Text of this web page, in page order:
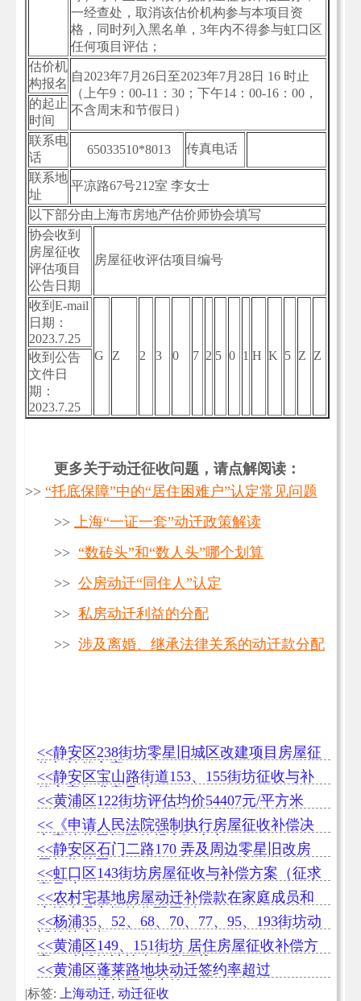
一经查处，取消该估价机构参与本项目资
格，同时列入黑名单，3年内不得参与虹口区
任何项目评估；
估价机
构报名
自2023年7月26日至2023年7月28日 16 时止
（上午9：00-11：30；下午14：00-16：00，
不含周末和节假日）
的起止
时间
联系电
话
65033510*8013 传真电话
联系地
址
平凉路67号212室 李女士
以下部分由上海市房地产估价师协会填写
协会收到
房屋征收
评估项目
公告日期
房屋征收评估项目编号
收到E-mail
日期：
2023.7.25
G
Z 2 3 0 7 2 5 0 1 H K 5 Z Z
收到公告
文件日
期：
2023.7.25
更多关于动迁征收问题，请点解阅读：
>> “托底保障”中的“居住困难户”认定常见问题
>> 上海“一证一套”动迁政策解读
>> “数砖头”和“数人头”哪个划算
>> 公房动迁“同住人”认定
>> 私房动迁利益的分配
>> 涉及离婚、继承法律关系的动迁款分配
<<静安区238街坊零星旧城区改建项目房屋征
收与补偿方案
<<静安区宝山路街道153、155街坊征收与补
偿方案征求意见稿
<<黄浦区122街坊评估均价54407元/平方米
<<《申请人民法院强制执行房屋征收补偿决
定案件若干问题的规定》全文
<<静安区石门二路170 弄及周边零星旧改房
屋征收范围
<<虹口区143街坊房屋征收与补偿方案（征求
意见稿）
<<农村宅基地房屋动迁补偿款在家庭成员和
户籍人员之间的分配原则
<<杨浦35、52、68、70、77、95、193街坊动
迁签约率超85%
<<黄浦区149、151街坊 居住房屋征收补偿方
案（动迁款计算表免费下载）
<<黄浦区蓬莱路地块动迁签约率超过
96.68%，协议正式生效
|标签: 上海动迁, 动迁征收